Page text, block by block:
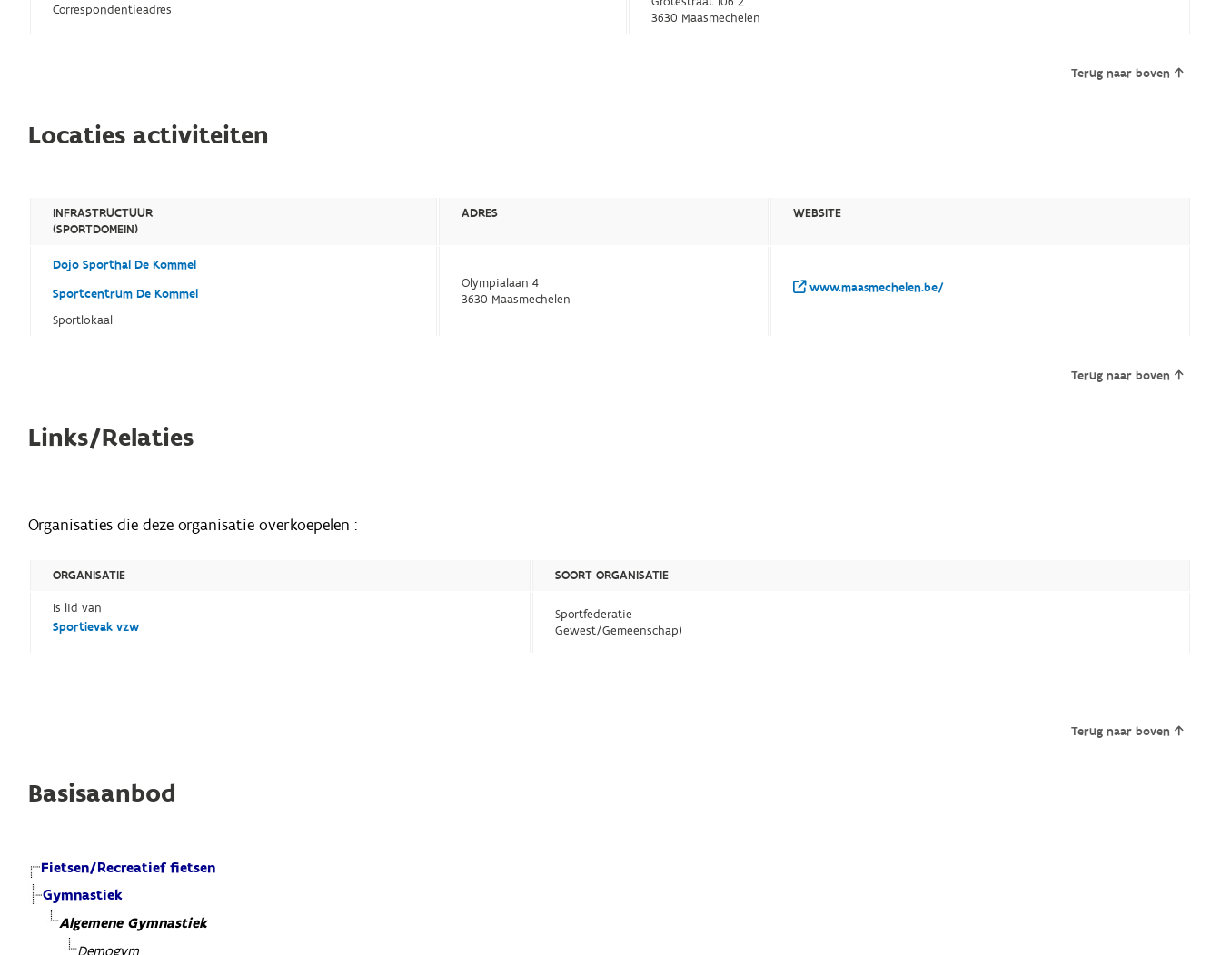
Correspondentieadres
3630 Maasmechelen
Terug naar boven
Locaties activiteiten
INFRASTRUCTUUR
(SPORTDOMEIN)
ADRES WEBSITE
Dojo Sporthal De Kommel
Sportcentrum De Kommel
Sportlokaal
Olympialaan 4
3630 Maasmechelen
www.maasmechelen.be/
Terug naar boven
Links/Relaties
Organisaties die deze organisatie overkoepelen :
ORGANISATIE
SOORT ORGANISATIE
Is lid van
Sportievak vzw
Sportfederatie
Gewest/Gemeenschap)
Terug naar boven
Basisaanbod
Fietsen/Recreatief fietsen
Gymnastiek
Algemene Gymnastiek